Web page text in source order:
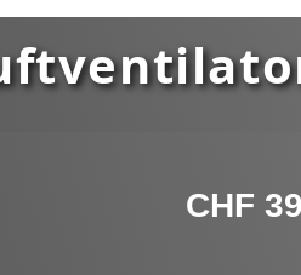
Regular price:
CHF